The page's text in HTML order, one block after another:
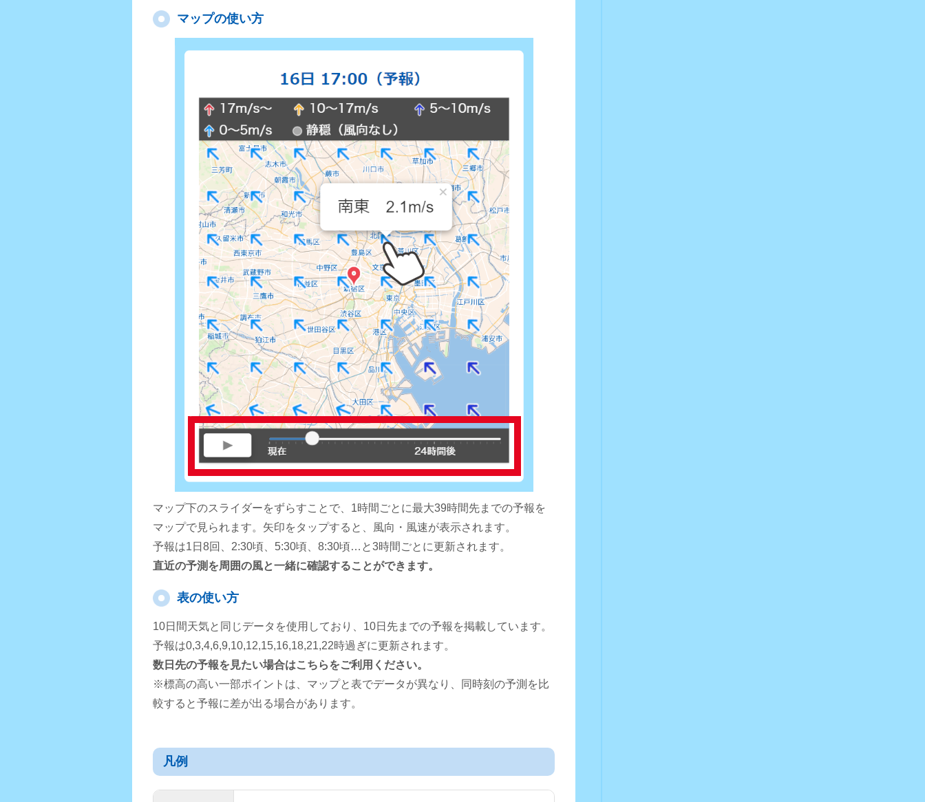
マップの使い方
マップ下のスライダーをずらすことで、1時間ごとに最大39時間先までの予報を
マップで見られます。矢印をタップすると、風向・風速が表示されます。
予報は1日8回、2:30頃、5:30頃、8:30頃…と3時間ごとに更新されます。
直近の予測を周囲の風と一緒に確認することができます。
表の使い方
10日間天気と同じデータを使用しており、10日先までの予報を掲載しています。
予報は0,3,4,6,9,10,12,15,16,18,21,22時過ぎに更新されます。
数日先の予報を見たい場合はこちらをご利用ください。
※標高の高い一部ポイントは、マップと表でデータが異なり、同時刻の予測を比
較すると予報に差が出る場合があります。
凡例